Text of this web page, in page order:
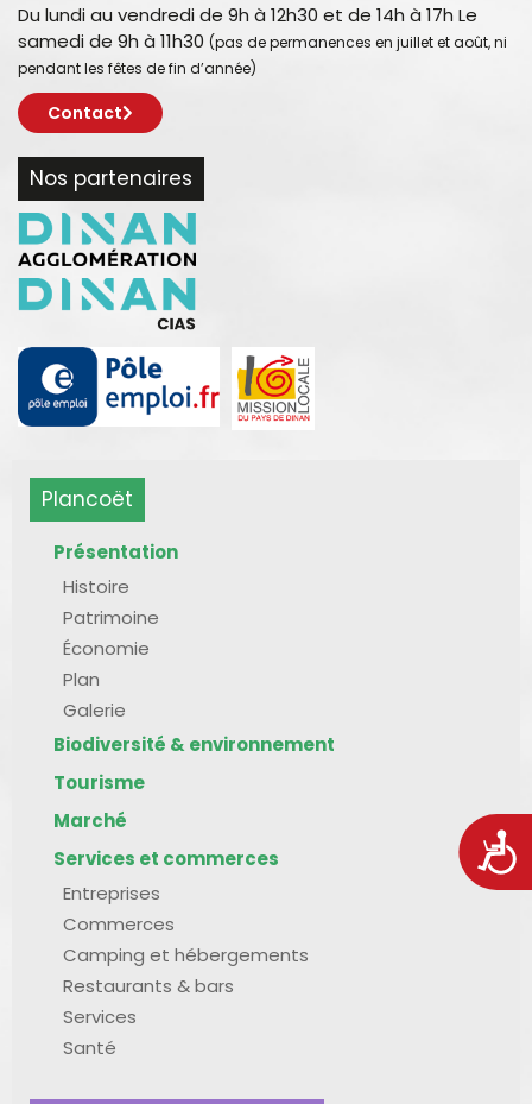
Du lundi au vendredi de 9h à 12h30 et de 14h à 17h Le
samedi de 9h à 11h30 (pas de permanences en juillet et août, ni
pendant les fêtes de fin d’année)
Contact
Nos partenaires
Plancoët
Présentation
Histoire
Patrimoine
Économie
Plan
Galerie
Biodiversité & environnement
Tourisme
Marché
Services et commerces
Entreprises
Commerces
Camping et hébergements
Restaurants & bars
Services
Santé